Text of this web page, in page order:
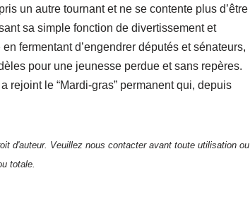
un autre tournant et ne se contente plus d’être
sa simple fonction de divertissement et
fermentant d’engendrer députés et sénateurs,
pour une jeunesse perdue et sans repères.
a rejoint le “Mardi-gras” permanent qui, depuis
d'auteur. Veuillez nous contacter avant toute utilisation ou
totale.